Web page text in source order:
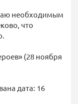
необходимым
что
(28 ноября
дата: 16